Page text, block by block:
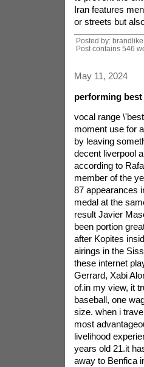
Iran features
or streets but
Posted by:
Post contains 546
May 11, 2024
performing
vocal range
moment use for
by leaving
decent liverpool
according to
member of the
87 appearances
medal at the
result Javier
been portion
after Kopites
airings in the
these internet
Gerrard, Xabi
of.in my view, it
baseball, one
size. when i
most
livelihood
years old 21.it
away to Benfica